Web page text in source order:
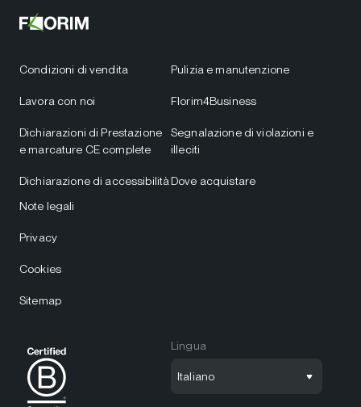
Condizioni di vendita
Lavora con noi
Dichiarazioni di Prestazione
e marcature CE complete
Dichiarazione di accessibilità
Pulizia e manutenzione
Florim4Business
Segnalazione di violazioni e
illeciti
Dove acquistare
Note legali
Privacy
Cookies
Sitemap
Lingua
Italiano